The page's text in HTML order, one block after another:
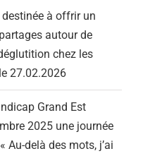
destinée à offrir un
autour de
chez les
27.02.2026
Grand Est
2025 une journée
Au-delà des mots, j’ai